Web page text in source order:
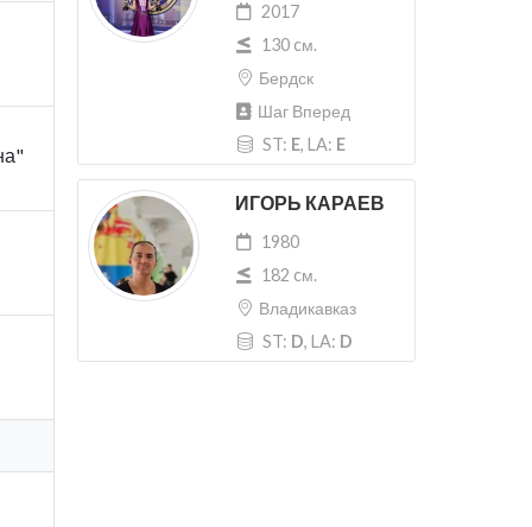
2017
130 cм.
Бердск
Шаг Вперед
ST: E, LA: E
ИГОРЬ КАРАЕВ
1980
182 cм.
Владикавказ
ST: D, LA: D